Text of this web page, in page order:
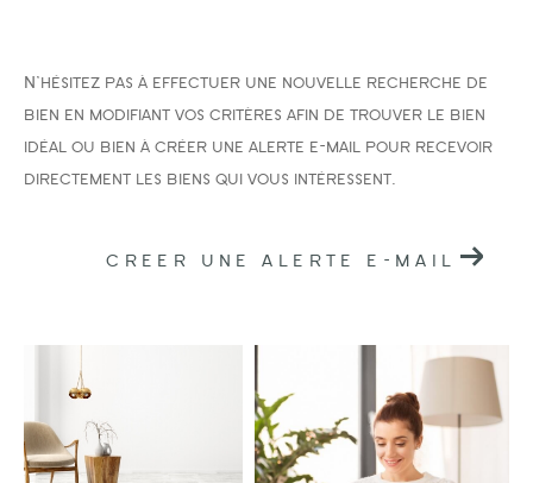
N'hésitez pas à effectuer une nouvelle recherche de
bien en modifiant vos critères afin de trouver le bien
idéal ou bien à créer une alerte e-mail pour recevoir
directement les biens qui vous intéressent.
CREER UNE ALERTE E-MAIL
AFFINER LES CRITÈRES